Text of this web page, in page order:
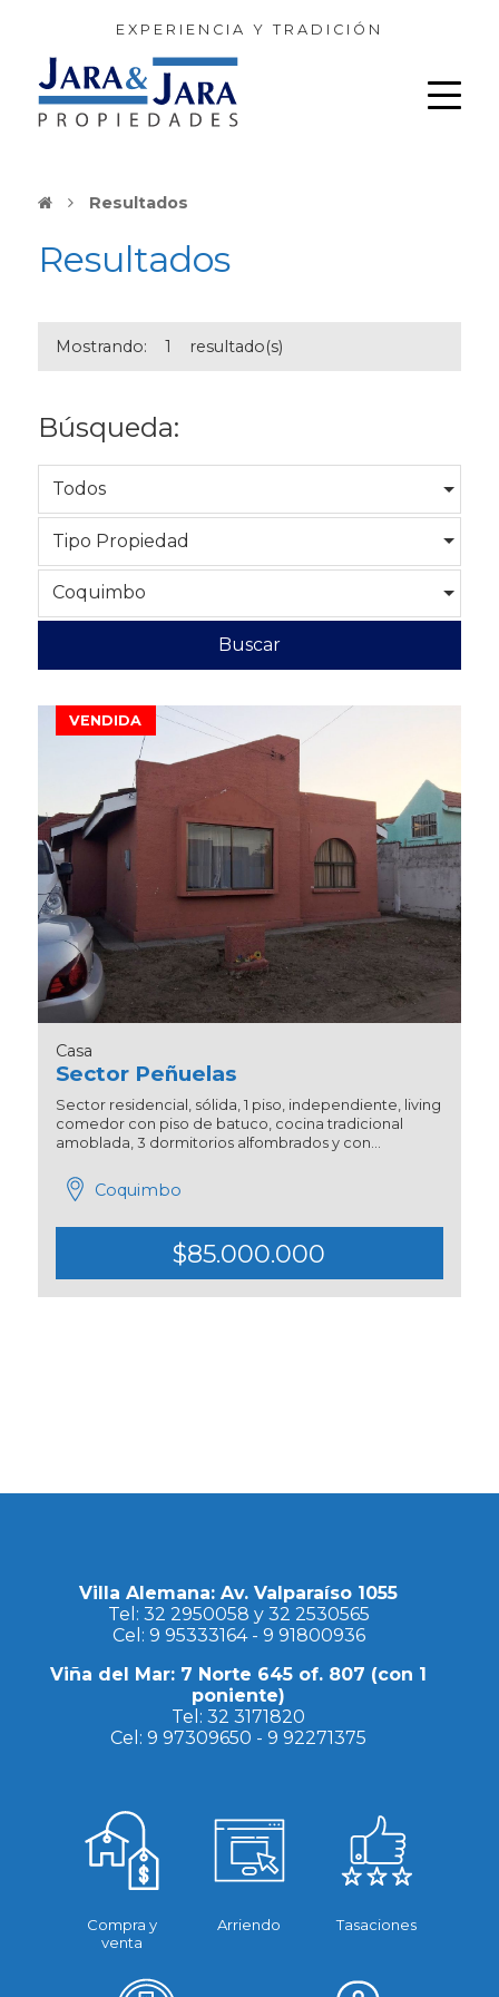
EXPERIENCIA Y TRADICIÓN
Resultados
Resultados
Mostrando: 1 resultado(s)
Búsqueda:
Todos
Tipo Propiedad
Coquimbo
Buscar
VENDIDA
Casa
Sector Peñuelas
Sector residencial, sólida, 1 piso, independiente, living
comedor con piso de batuco, cocina tradicional
amoblada, 3 dormitorios alfombrados y con...
Coquimbo
$85.000.000
Villa Alemana: Av. Valparaíso 1055
Tel: 32 2950058 y 32 2530565
Cel: 9 95333164- 9 91800936
Viña del Mar: 7 Norte 645 of. 807 (con 1
poniente)
Tel:32 3171820
Cel:9 97309650 -9 92271375
Compra y
venta
Arriendo Tasaciones